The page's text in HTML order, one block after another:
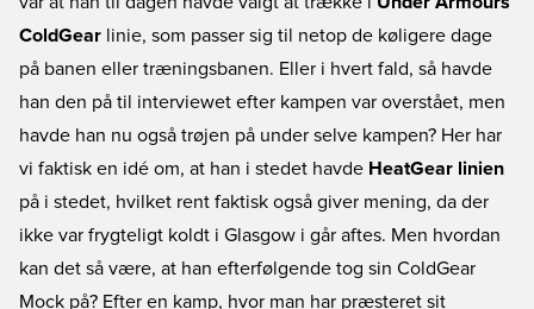
ColdGear linie, som passer sig til netop de køligere dage
på banen eller træningsbanen. Eller i hvert fald, så havde
han den på til interviewet efter kampen var overstået, men
havde han nu også trøjen på under selve kampen? Her har
vi faktisk en idé om, at han i stedet havde HeatGear linien
på i stedet, hvilket rent faktisk også giver mening, da der
ikke var frygteligt koldt i Glasgow i går aftes. Men hvordan
kan det så være, at han efterfølgende tog sin ColdGear
Mock på? Efter en kamp, hvor man har præsteret sit